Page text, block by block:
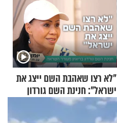
"לא רצו שאהבת השם ייצג את
ישראל": חנינת השם גורדון
בריאיון מעורר השראה